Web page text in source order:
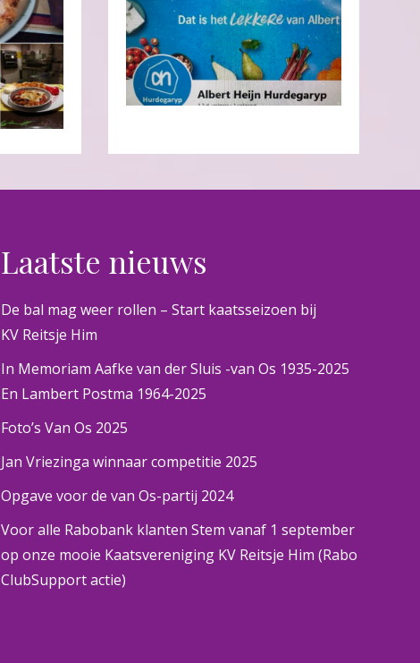
Laatste nieuws
De bal mag weer rollen – Start kaatsseizoen bij
KV Reitsje Him
In Memoriam Aafke van der Sluis -van Os 1935-2025
En Lambert Postma 1964-2025
Foto’s Van Os 2025
Jan Vriezinga winnaar competitie 2025
Opgave voor de van Os-partij 2024
Voor alle Rabobank klanten Stem vanaf 1 september
op onze mooie Kaatsvereniging KV Reitsje Him (Rabo
ClubSupport actie)